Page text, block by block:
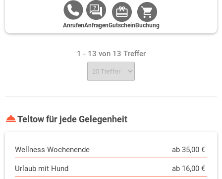
AnrufenAnfragenGutschein Buchung
1 - 13 von 13 Treffer
Teltow für jede Gelegenheit
Wellness Wochenende ab 35,00 €
Urlaub mit Hund ab 16,00 €